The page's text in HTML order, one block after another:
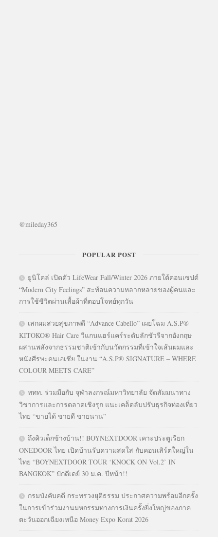
@mileday365
POPULAR POST
ยูนิโคล่ เปิดตัว LifeWear Fall/Winter 2026 ภายใต้คอนเซปต์
“Modern City Feelings” สะท้อนความหลากหลายของผู้คนและ
การใช้ชีวิตผ่านเสื้อผ้าที่ตอบโจทย์ทุกวัน
เสกผมสวยสุขภาพดี “Advance Cabello” เผยโฉม A.S.P®
KITOKO® Hair Care วีแกนแฮร์แคร์ระดับลักชัวรีจากอังกฤษ
ผสานพลังจากธรรมชาติเข้ากับนวัตกรรมที่เข้าใจเส้นผมและ
หนังศีรษะคนเอเชีย ในงาน “A.S.P® SIGNATURE – WHERE
COLOUR MEETS CARE”
ททท. ร่วมมือกับ จุฬาลงกรณ์มหาวิทยาลัย จัดสัมมนาทาง
วิชาการและการตลาดเชิงรุก แนะเคล็ดลับปรับธุรกิจท่องเที่ยว
ไทย “ขายได้ ขายดี ขายนาน”
ถึงคิวเด็กข้างบ้าน!! BOYNEXTDOOR เคาะประตูเรียก
ONEDOOR ไทย เปิดบ้านรับความสดใส กับคอนเสิร์ตใหญ่ใน
ไทย “BOYNEXTDOOR TOUR ‘KNOCK ON Vol.2’ IN
BANGKOK” ปักดีเดย์ 30 ม.ค. ปีหน้า!!
กรมบังคับคดี กระทรวงยุติธรรม ประกาศความพร้อมอีกครั้ง
ในการเข้าร่วมงานมหกรรมทางการเงินครั้งยิ่งใหญ่ของภาค
ตะวันออกเฉียงเหนือ Money Expo Korat 2026